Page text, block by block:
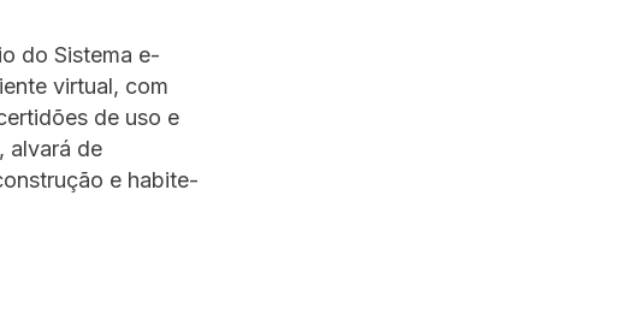
do Sistema e-
virtual, com
de uso e
alvará de
e habite-